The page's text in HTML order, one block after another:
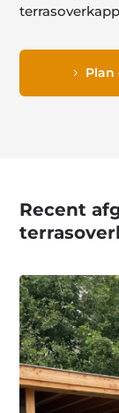
Plan
Recent